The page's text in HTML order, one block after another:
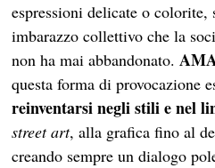
espressioni delicate o colorite,
imbarazzo collettivo che la
non ha mai abbandonato.
questa forma di provocazione
reinventarsi negli stili e nel
street art, alla grafica fino al
creando sempre un dialogo